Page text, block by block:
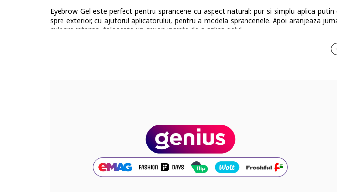
Eyebrow Gel este perfect pentru sprancene cu aspect natural: pur si simplu aplica
spre exterior, cu ajutorul aplicatorului, pentru a modela sprancenele. Apoi aranjeaza
culoare intensa, foloseste un creion inainte de a aplica gelul.